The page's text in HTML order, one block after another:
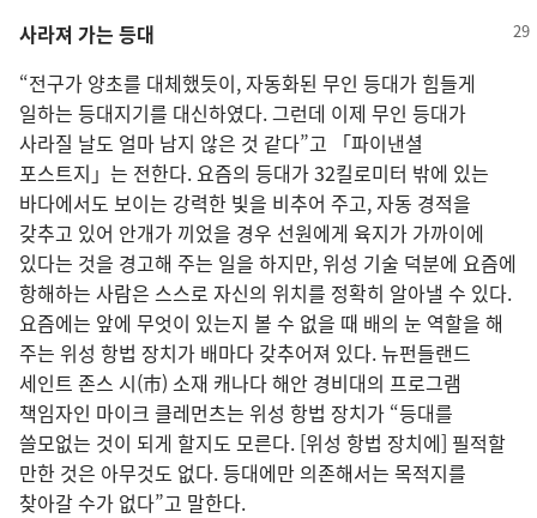
사라져 가는 등대
“전구가 양초를 대체했듯이, 자동화된 무인 등대가 힘들게
일하는 등대지기를 대신하였다. 그런데 이제 무인 등대가
사라질 날도 얼마 남지 않은 것 같다”고 「파이낸셜
포스트지」는 전한다. 요즘의 등대가 32킬로미터 밖에 있는
바다에서도 보이는 강력한 빛을 비추어 주고, 자동 경적을
갖추고 있어 안개가 끼었을 경우 선원에게 육지가 가까이에
있다는 것을 경고해 주는 일을 하지만, 위성 기술 덕분에 요즘에
항해하는 사람은 스스로 자신의 위치를 정확히 알아낼 수 있다.
요즘에는 앞에 무엇이 있는지 볼 수 없을 때 배의 눈 역할을 해
주는 위성 항법 장치가 배마다 갖추어져 있다. 뉴펀들랜드
세인트 존스 시(市) 소재 캐나다 해안 경비대의 프로그램
책임자인 마이크 클레먼츠는 위성 항법 장치가 “등대를
쓸모없는 것이 되게 할지도 모른다. [위성 항법 장치에] 필적할
만한 것은 아무것도 없다. 등대에만 의존해서는 목적지를
찾아갈 수가 없다”고 말한다.